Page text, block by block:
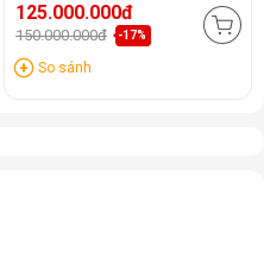
125.000.000đ
150.000.000đ -17%
So sánh